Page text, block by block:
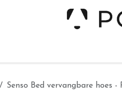
Senso Bed vervangbare hoes -